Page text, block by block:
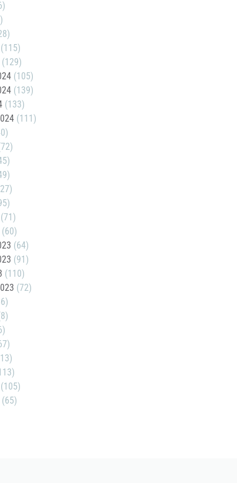
(115)
(129)
(105)
(139)
(133)
(111)
(71)
(60)
(64)
(91)
(110)
(72)
(105)
(65)